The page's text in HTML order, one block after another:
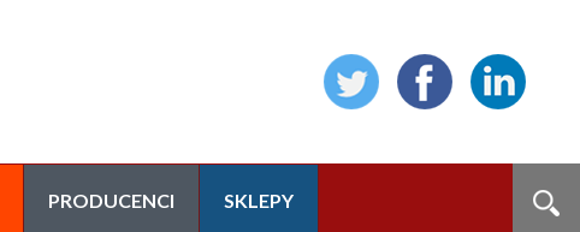
PRODUCENCI SKLEPY